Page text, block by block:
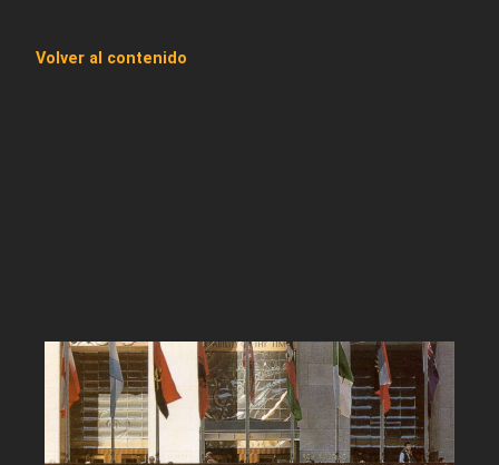
Volver al contenido